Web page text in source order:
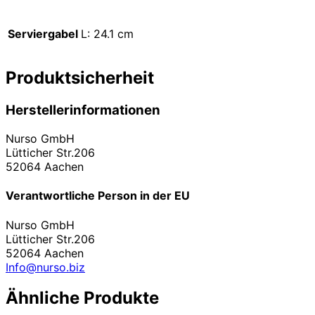
Serviergabel L: 24.1 cm
Produktsicherheit
Herstellerinformationen
Nurso GmbH
Lütticher Str.206
52064 Aachen
Verantwortliche Person in der EU
Nurso GmbH
Lütticher Str.206
52064 Aachen
Info@nurso.biz
Ähnliche Produkte